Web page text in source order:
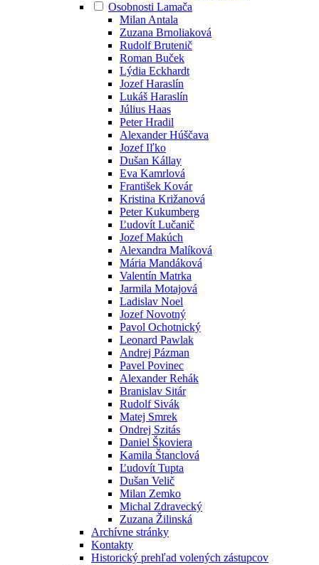
Osobnosti Lamača
Milan Antala
Zuzana Brnoliaková
Rudolf Brutenič
Roman Buček
Lýdia Eckhardt
Jozef Haraslín
Lukáš Haraslín
Július Haas
Peter Hradil
Alexander Húščava
Jozef Iľko
Dušan Kállay
Eva Kamrlová
František Kovár
Kristina Križanová
Peter Kukumberg
Ľudovít Lučanič
Jozef Makúch
Alexandra Malíková
Mária Mandáková
Valentín Matrka
Jarmila Motajová
Ladislav Noel
Jozef Novotný
Pavol Ochotnický
Leonard Pawlak
Andrej Pázman
Pavel Povinec
Alexander Rehák
Branislav Sitár
Rudolf Sivák
Matej Smrek
Ondrej Szitás
Daniel Škoviera
Kamila Štanclová
Ľudovít Tupta
Dušan Velič
Milan Zemko
Michal Zdravecký
Zuzana Žilinská
Archívne stránky
Kontakty
Historický prehľad volených zástupcov